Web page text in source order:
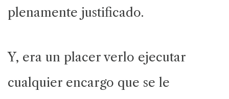
plenamente justificado.
Y, era un placer verlo ejecutar
cualquier encargo que se le